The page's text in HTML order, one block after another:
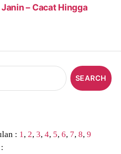
– Cacat Hingga
: 1 , 2,3,4, 5,6, 7,8,9